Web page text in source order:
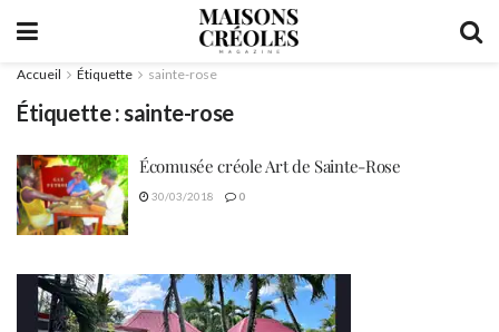
Accueil Étiquette sainte-rose
Étiquette :sainte-rose
Écomusée créole Art de Sainte-Rose
30/03/2018 0